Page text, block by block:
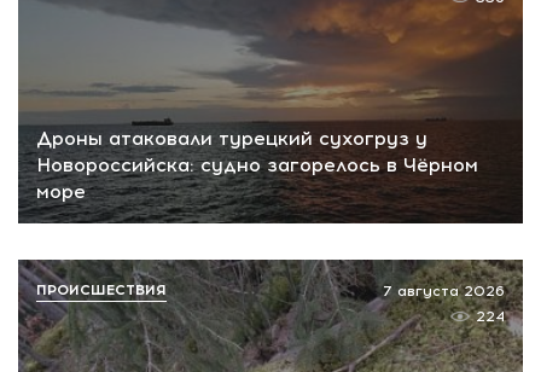
Дроны атаковали турецкий сухогруз у
Новороссийска: судно загорелось в Чёрном
море
7 августа 2026
224
ПРОИСШЕСТВИЯ